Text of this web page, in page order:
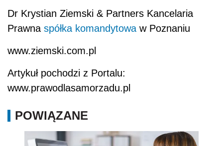
Dr Krystian Ziemski & Partners Kancelaria
Prawna spółka komandytowa w Poznaniu
www.ziemski.com.pl
Artykuł pochodzi z Portalu:
www.prawodlasamorzadu.pl
POWIĄZANE